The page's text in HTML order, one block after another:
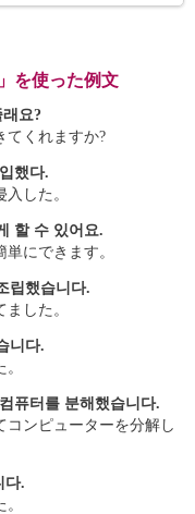
を使った例文
요?
てくれますか?
했다.
した。
할 수 있어요.
にできます。
립했습니다.
した。
니다.
퓨터를 분해했습니다.
ンピューターを分解し
다.